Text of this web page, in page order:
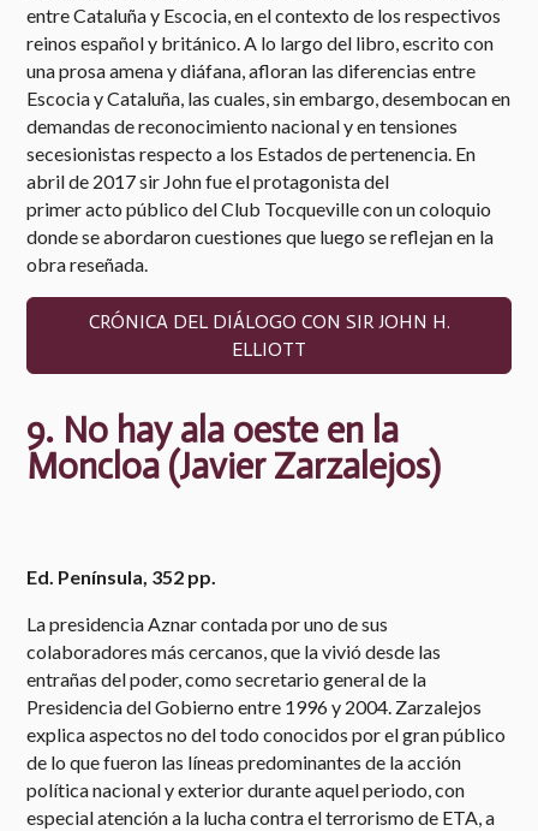
entre Cataluña y Escocia, en el contexto de los respectivos
reinos español y británico. A lo largo del libro, escrito con
una prosa amena y diáfana, afloran las diferencias entre
Escocia y Cataluña, las cuales, sin embargo, desembocan en
demandas de reconocimiento nacional y en tensiones
secesionistas respecto a los Estados de pertenencia. En
abril de 2017 sir John fue el protagonista del
primeractopúblico del Club Tocqueville con un coloquio
donde se abordaron cuestiones que luego se reflejan en la
obra reseñada.
CRÓNICA DEL DIÁLOGO CON SIR JOHN H.
ELLIOTT
9. No hay ala oeste en la
Moncloa (Javier Zarzalejos)
Ed. Península, 352 pp.
La presidencia Aznar contada por uno de sus
colaboradores más cercanos, que la vivió desde las
entrañas del poder, como secretario general de la
Presidencia del Gobierno entre 1996 y 2004. Zarzalejos
explica aspectos no del todo conocidos por el gran público
de lo que fueron las líneas predominantes de la acción
política nacional y exterior durante aquel periodo, con
especial atención a la lucha contra el terrorismo de ETA, a